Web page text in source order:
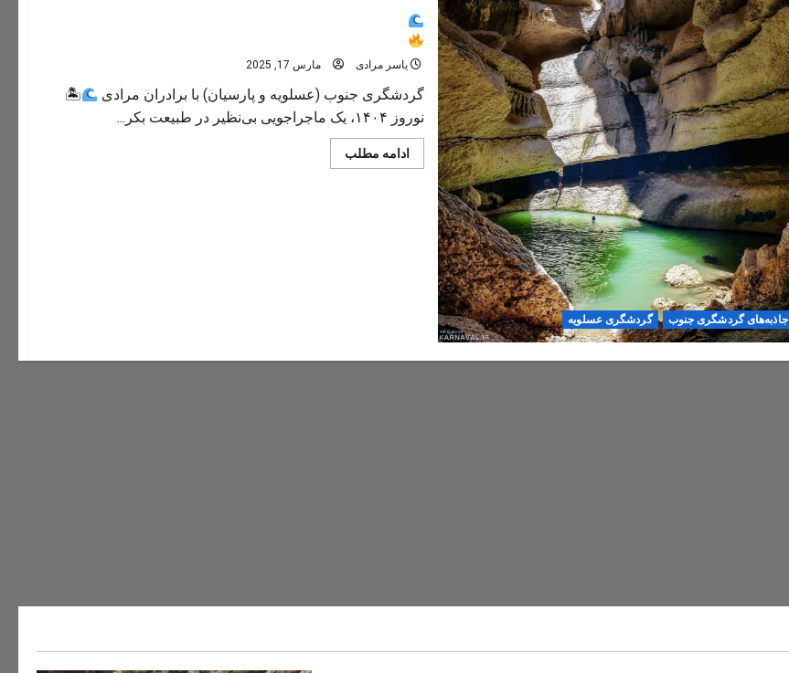
جاذبه‌های گردشگری جنوب گردشگری عسلویه
یاسر مرادی مارس 17, 2025
گردشگری جنوب (عسلویه و پارسیان) با برادران مرادی
🏝
نوروز ۱۴۰۴، یک ماجراجویی بی‌نظیر در طبیعت بکر...
ادامه مطلب
more